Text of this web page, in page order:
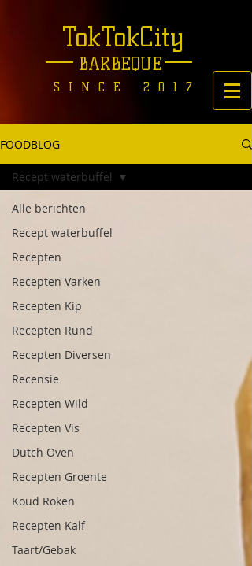
TokTokCity
BARBEQUE
SINCE 2017
FOODBLOG
Alle berichten
Recept waterbuffel
Recepten
Recepten Varken
Recepten Kip
Recepten Rund
Recepten Diversen
Recensie
Recepten Wild
Recepten Vis
Dutch Oven
Recepten Groente
Koud Roken
Recepten Kalf
Taart/Gebak
Recept waterbuffel